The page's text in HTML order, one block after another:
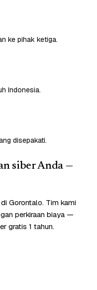
ke pihak ketiga.
Indonesia.
disepakati.
siber Anda —
Gorontalo. Tim kami
perkiraan biaya —
gratis 1 tahun.